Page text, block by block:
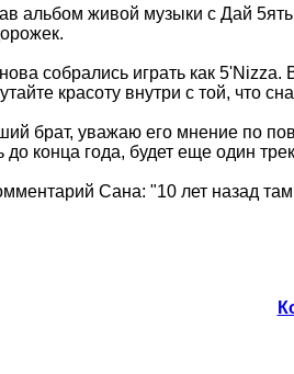
альбом живой музыки с Дай
собрались играть как
красоту внутри с той, что
брат, уважаю его мнение по
до конца года, будет еще один
Сана: "10 лет назад